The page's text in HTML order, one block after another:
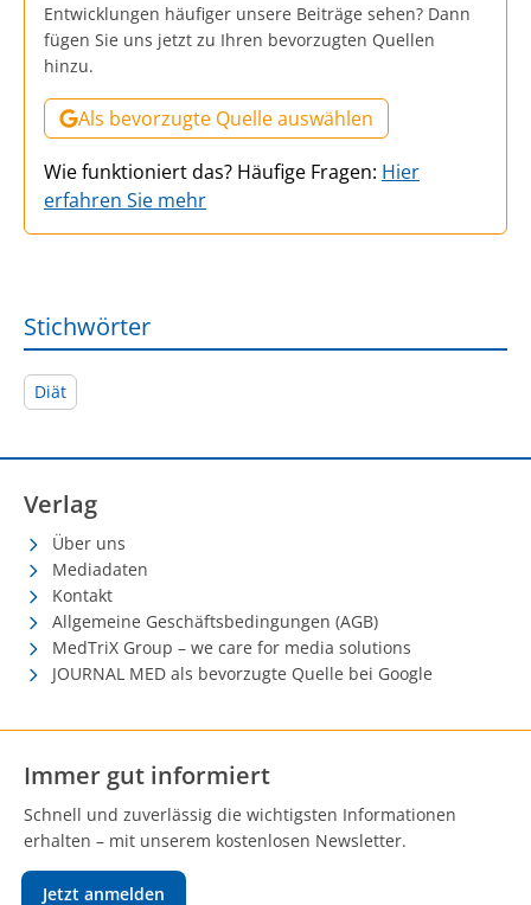
Entwicklungen häufiger unsere Beiträge sehen? Dann
fügen Sie uns jetzt zu Ihren bevorzugten Quellen
hinzu.
Als bevorzugte Quelle auswählen
Wie funktioniert das? Häufige Fragen: Hier
erfahren Sie mehr
Stichwörter
Diät
Verlag
Über uns
Mediadaten
Kontakt
Allgemeine Geschäftsbedingungen (AGB)
MedTriX Group – we care for media solutions
JOURNAL MED als bevorzugte Quelle bei Google
Immer gut informiert
Schnell und zuverlässig die wichtigsten Informationen
erhalten – mit unserem kostenlosen Newsletter.
Jetzt anmelden